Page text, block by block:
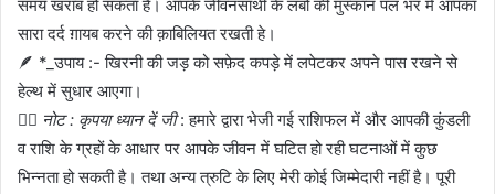
समय खराब हो सकता है। आपके जीवनसाथी के लबों की मुस्कान पल भर में आपका
सारा दर्द ग़ायब करने की क़ाबिलियत रखती हे।
🪶 *_उपाय :- खिरनी की जड़ को सफ़ेद कपड़े में लपेटकर अपने पास रखने से
हेल्थ में सुधार आएगा।
✍🏼 नोट : कृपया ध्यान दें जी: हमारे द्वारा भेजी गई राशिफल में और आपकी कुंडली
व राशि के ग्रहों के आधार पर आपके जीवन में घटित हो रही घटनाओं में कुछ
भिन्नता हो सकती है। तथा अन्य त्रुटि के लिए मेरी कोई जिम्मेदारी नहीं है। पूरी